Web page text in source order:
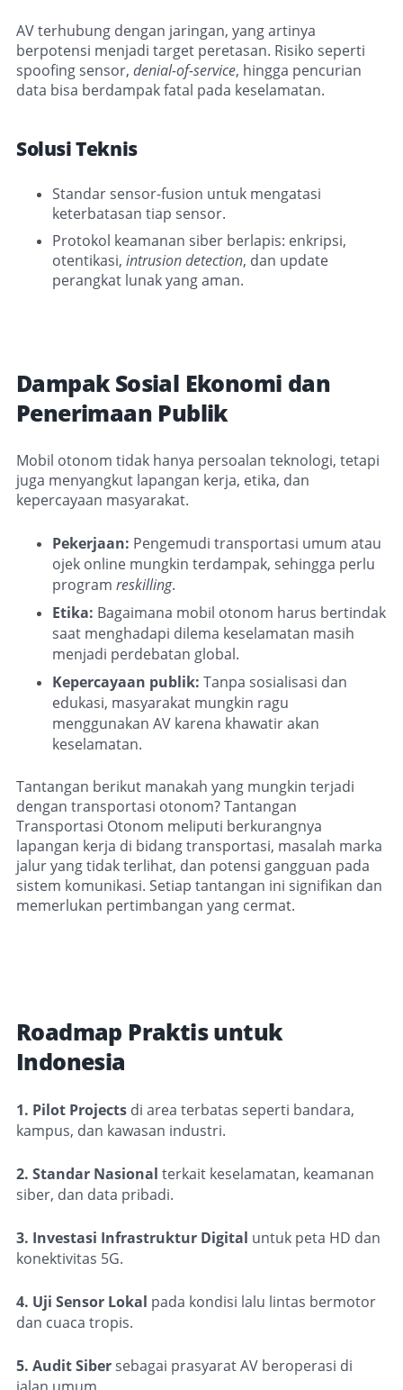
AV terhubung dengan jaringan, yang artinya
berpotensi menjadi target peretasan. Risiko seperti
spoofing sensor, denial-of-service, hingga pencurian
data bisa berdampak fatal pada keselamatan.
Solusi Teknis
Standar sensor-fusion untuk mengatasi
keterbatasan tiap sensor.
Protokol keamanan siber berlapis: enkripsi,
otentikasi, intrusion detection, dan update
perangkat lunak yang aman.
Dampak Sosial Ekonomi dan
Penerimaan Publik
Mobil otonom tidak hanya persoalan teknologi, tetapi
juga menyangkut lapangan kerja, etika, dan
kepercayaan masyarakat.
Pekerjaan: Pengemudi transportasi umum atau
ojek online mungkin terdampak, sehingga perlu
program reskilling.
Etika: Bagaimana mobil otonom harus bertindak
saat menghadapi dilema keselamatan masih
menjadi perdebatan global.
Kepercayaan publik: Tanpa sosialisasi dan
edukasi, masyarakat mungkin ragu
menggunakan AV karena khawatir akan
keselamatan.
Tantangan berikut manakah yang mungkin terjadi
dengan transportasi otonom? Tantangan
Transportasi Otonom meliputi berkurangnya
lapangan kerja di bidang transportasi, masalah marka
jalur yang tidak terlihat, dan potensi gangguan pada
sistem komunikasi. Setiap tantangan ini signifikan dan
memerlukan pertimbangan yang cermat.
Roadmap Praktis untuk
Indonesia
1. Pilot Projects di area terbatas seperti bandara,
kampus, dan kawasan industri.
2. Standar Nasional terkait keselamatan, keamanan
siber, dan data pribadi.
3. Investasi Infrastruktur Digital untuk peta HD dan
konektivitas 5G.
4. Uji Sensor Lokal pada kondisi lalu lintas bermotor
dan cuaca tropis.
5. Audit Sibersebagai prasyarat AV beroperasi di